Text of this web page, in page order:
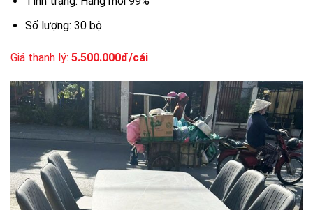
Số lượng: 30 bộ
Giá thanh lý: 5.500.000đ/cái